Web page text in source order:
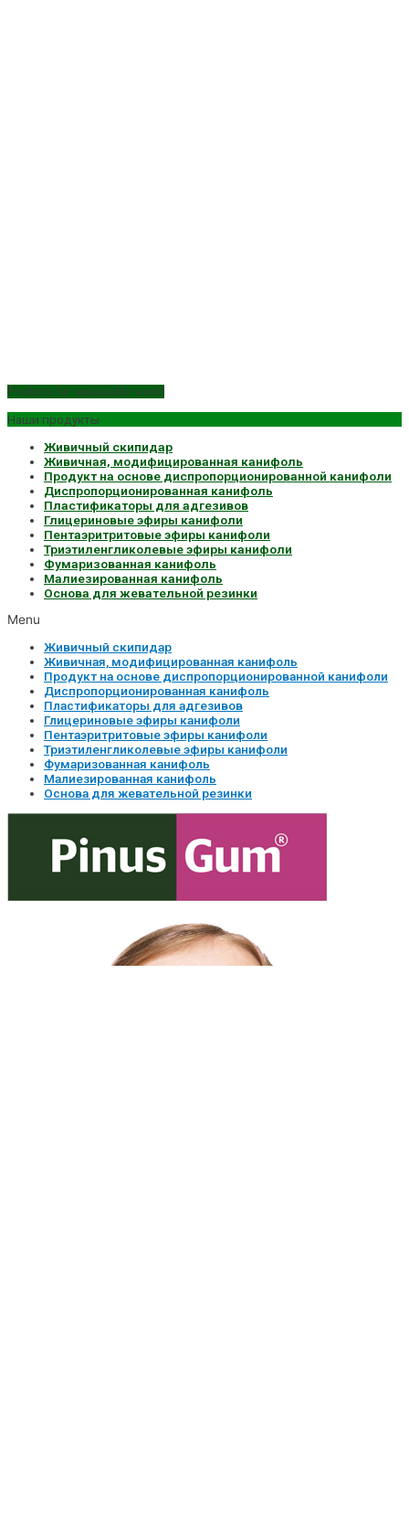
Products for sustainable world
Наши продукты
Живичный скипидар
Живичная, модифицированная канифоль
Продукт на основе диспропорционированной канифоли
Диспропорционированная канифоль
Пластификаторы для адгезивов
Глицериновые эфиры канифоли
Пентаэритритовые эфиры канифоли
Триэтиленгликолевые эфиры канифоли
Фумаризованная канифоль
Малиезированная канифоль
Основа для жевательной резинки
Menu
Живичный скипидар
Живичная, модифицированная канифоль
Продукт на основе диспропорционированной канифоли
Диспропорционированная канифоль
Пластификаторы для адгезивов
Глицериновые эфиры канифоли
Пентаэритритовые эфиры канифоли
Триэтиленгликолевые эфиры канифоли
Фумаризованная канифоль
Малиезированная канифоль
Основа для жевательной резинки